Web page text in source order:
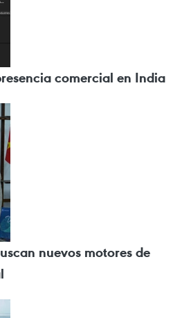
comercial en India
nuevos motores de